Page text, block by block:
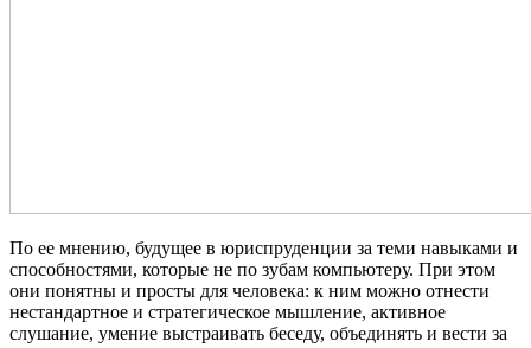
По ее мнению, будущее в юриспруденции за теми навыками и
способностями, которые не по зубам компьютеру. При этом
они понятны и просты для человека: к ним можно отнести
нестандартное и стратегическое мышление, активное
слушание, умение выстраивать беседу, объединять и вести за